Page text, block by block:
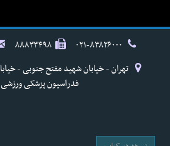
۸۸۸۳۳۴۹۸
فدراسیون پزشکی ورزشی